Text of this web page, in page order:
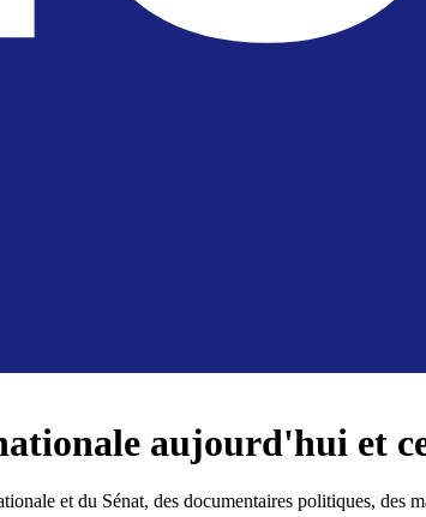
aujourd'hui et
et du Sénat, des documentaires politiques, des